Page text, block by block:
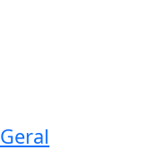
Geral